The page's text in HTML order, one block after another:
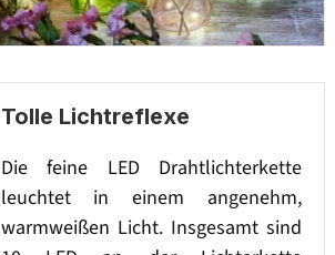
Tolle Lichtreflexe
Die feine LED Drahtlichterkette
leuchtet in einem angenehm,
warmweißen Licht. Insgesamt sind